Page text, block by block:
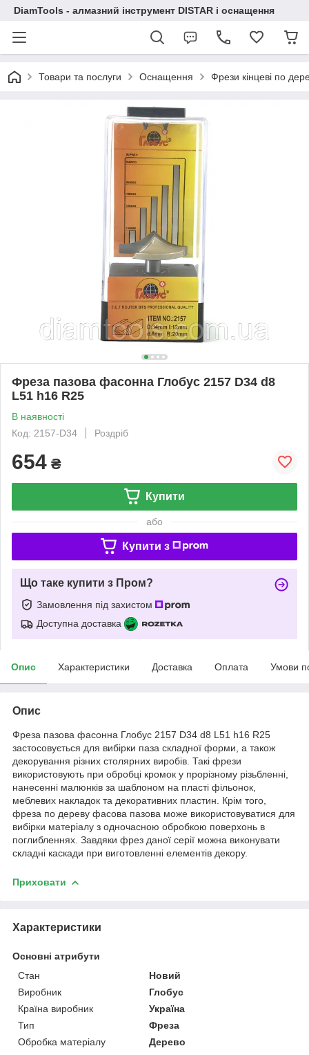
DiamTools - алмазний інструмент DISTAR і оснащення
Товари та послуги Оснащення Фрези кінцеві по
Фреза пазова фасонна Глобус 2157 D34 d8
L51 h16 R25
В наявності
Код: 2157-D34
Роздріб
654 ₴
Купити
або
Купити з
Що таке купити з Пром?
Замовлення під захистом
Доступна доставка
Опис Характеристики Доставка Оплата Умови
Опис
Фреза пазова фасонна Глобус 2157 D34 d8 L51 h16 R25
застосовується для вибірки паза складної форми, а також
декорування різних столярних виробів. Такі фрези
використовують при обробці кромок у прорізному різьбленні,
нанесенні малюнків за шаблоном на пласті фільонок,
меблевих накладок та декоративних пластин. Крім того,
фреза по дереву фасова пазова може використовуватися для
вибірки матеріалу з одночасною обробкою поверхонь в
поглибленнях. Завдяки фрез даної серії можна виконувати
складні каскади при виготовленні елементів декору.
Приховати
Характеристики
Основні атрибути
Стан
Новий
Виробник
Глобус
Країна виробник
Україна
Тип
Фреза
Обробка матеріалу
Дерево